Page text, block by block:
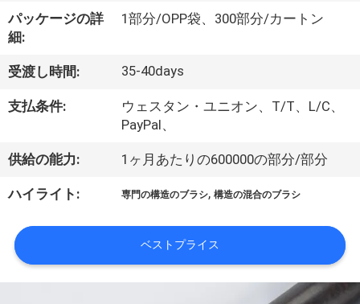
に
つ
い
工
旅
行
パッケージの詳
細:
1部分/OPP袋、300部分/カートン
受渡し時間: 35-40days
支払条件:
ウェスタン・ユニオン、T/T、L/C、
PayPal、
供給の能力: 1ヶ月あたりの600000の部分/部分
ハイライト: 専門の構造のブラシ,構造の混合のブラシ
ベストプライス